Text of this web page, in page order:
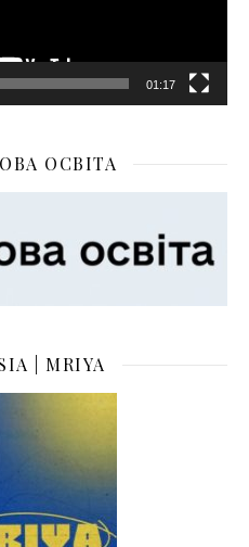
01:17
ОСВІТА
| MRIYA